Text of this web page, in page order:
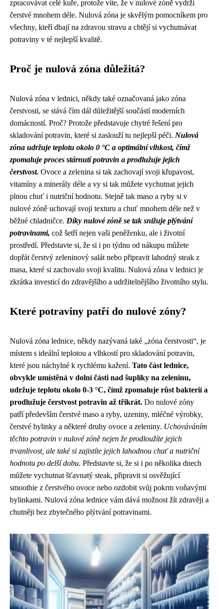
zpracovávat celé kuře, protože víte, že v nulové zóně vydrží
čerstvé mnohem déle. Nulová zóna je skvělým pomocníkem pro
všechny, kteří dbají na zdravou stravu a chtějí si vychutnávat
potraviny v té nejlepší kvalitě.
Proč je nulová zóna důležitá?
Nulová zóna v lednici, někdy také označovaná jako zóna
čerstvosti, se stává čím dál důležitější součástí moderních
domácností. Proč? Protože představuje chytré řešení pro
skladování potravin, které si zaslouží tu nejlepší péči. Nulová
zóna udržuje teplotu okolo 0 °C a optimální vlhkost, čímž
zpomaluje proces stárnutí potravin a prodlužuje jejich
čerstvost. Ovoce a zelenina si tak zachovají svoji křupavost,
vitamíny a minerály déle a vy si tak můžete vychutnat jejich
plnou chuť i nutriční hodnotu. Stejně tak maso a ryby si v
nulové zóně uchovají svoji texturu a chuť mnohem déle než v
běžné chladničce. Díky nulové zóně se tak snižuje plýtvání
potravinami, což šetří nejen vaši peněženku, ale i životní
prostředí. Představte si, že si i po týdnu od nákupu můžete
dopřát čerstvý zeleninový salát nebo připravit lahodný steak z
masa, které si zachovalo svoji kvalitu. Nulová zóna v lednici je
zkrátka investicí do zdravějšího a udržitelnějšího životního stylu.
Které potraviny patří do nulové zóny?
Nulová zóna lednice, někdy nazývaná také „zóna čerstvosti“, je
místem s ideální teplotou a vlhkostí pro skladování potravin,
které jsou náchylné k rychlému kažení. Tato část lednice,
obvykle umístěná v dolní části nad šuplíky na zeleninu,
udržuje teplotu okolo 0-3 °C, čímž zpomaluje růst bakterií a
prodlužuje čerstvost potravin až třikrát. Do nulové zóny
patří především čerstvé maso a ryby, uzeniny, mléčné výrobky,
čerstvé bylinky a některé druhy ovoce a zeleniny. Uchováváním
těchto potravin v nulové zóně nejen že prodloužíte jejich
trvanlivost, ale také si zajistíte jejich lahodnou chuť a nutriční
hodnotu po delší dobu. Představte si, že si i po několika dnech
můžete vychutnat šťavnatý steak, připravit si osvěžující
smoothie z čerstvého ovoce nebo ozdobit svůj pokrm voňavými
bylinkami. Nulová zóna lednice vám dává možnost žít zdravěji a
chutněji bez zbytečného plýtvání potravinami.